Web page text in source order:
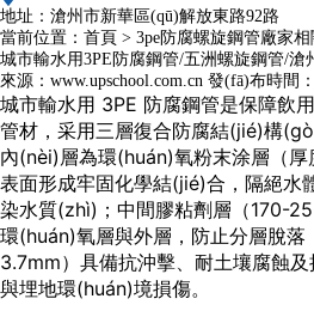
地址：滄州市新華區(qū)解放東路92路
當前位置： 首頁 > 3pe防腐螺旋鋼管廠家相
城市輸水用3PE防腐鋼管/五洲螺旋鋼管/滄
來源：www.upschool.com.cn 發(fā)布時間：
城市輸水用 3PE 防腐鋼管是保障飲
管材，采用三層復合防腐結(jié)構
內(nèi)層為環(huán)氧粉末涂層（
表面形成牢固化學結(jié)合，隔絕水
染水質(zhì)；中間膠粘劑層（170-
環(huán)氧層與外層，防止分層脫落
3.7mm）具備抗沖擊、耐土壤腐蝕
與埋地環(huán)境損傷。